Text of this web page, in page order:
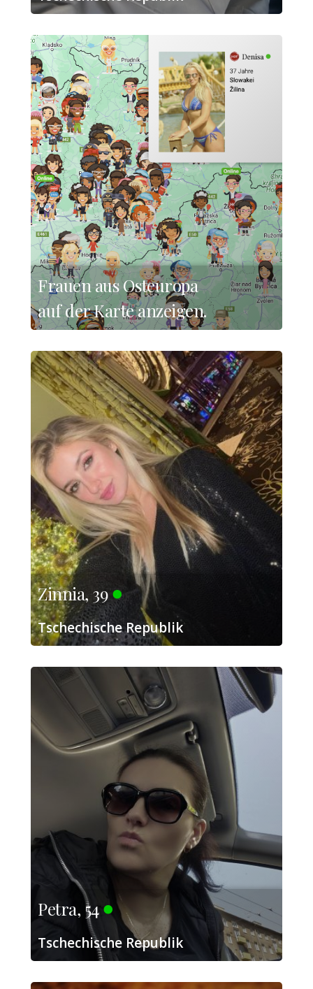
Frauen aus Osteuropa
auf der Karte anzeigen.
Zinnia, 39
Tschechische Republik
Petra, 54
Tschechische Republik